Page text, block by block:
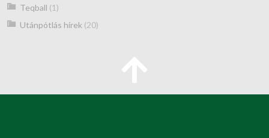
Teqball (1)
Utánpótlás hírek(20)